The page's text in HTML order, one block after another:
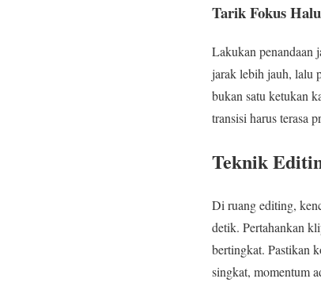
Tarik Fokus
Lakukan penandaan
jarak lebih jauh, lalu
bukan satu ketukan
transisi harus terasa
Teknik
Di ruang editing,
detik. Pertahankan
bertingkat. Pastikan
singkat, momentum